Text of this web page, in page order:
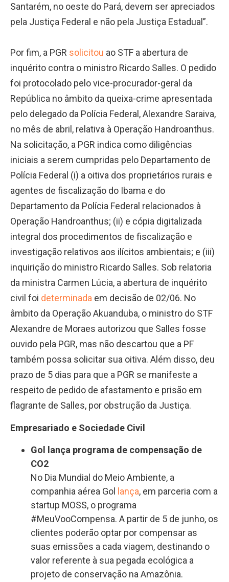
Santarém, no oeste do Pará, devem ser apreciados
pela Justiça Federal e não pela Justiça Estadual”.
Por fim, a PGR solicitou ao STF a abertura de
inquérito contra o ministro Ricardo Salles. O pedido
foi protocolado pelo vice-procurador-geral da
República no âmbito da queixa-crime apresentada
pelo delegado da Polícia Federal, Alexandre Saraiva,
no mês de abril, relativa à Operação Handroanthus.
Na solicitação, a PGR indica como diligências
iniciais a serem cumpridas pelo Departamento de
Polícia Federal (i) a oitiva dos proprietários rurais e
agentes de fiscalização do Ibama e do
Departamento da Polícia Federal relacionados à
Operação Handroanthus; (ii) e cópia digitalizada
integral dos procedimentos de fiscalização e
investigação relativos aos ilícitos ambientais; e (iii)
inquirição do ministro Ricardo Salles. Sob relatoria
da ministra Carmen Lúcia, a abertura de inquérito
civil foi determinada em decisão de 02/06. No
âmbito da Operação Akuanduba, o ministro do STF
Alexandre de Moraes autorizou que Salles fosse
ouvido pela PGR, mas não descartou que a PF
também possa solicitar sua oitiva. Além disso, deu
prazo de 5 dias para que a PGR se manifeste a
respeito de pedido de afastamento e prisão em
flagrante de Salles, por obstrução da Justiça.
Empresariado e Sociedade Civil
Gol lança programa de compensação de
CO2
No Dia Mundial do Meio Ambiente, a
companhia aérea Gol
lança, em parceria com a
startup MOSS, o programa
#MeuVooCompensa. A partir de 5 de junho, os
clientes poderão optar por compensar as
suas emissões a cada viagem, destinando o
valor referente à sua pegada ecológica a
projeto de conservação na Amazônia.